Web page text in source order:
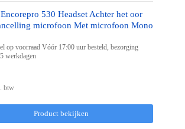
530 Headset Achter het oor
microfoon Met microfoon Mono
op voorraad Vóór 17:00 uur besteld, bezorging
werkdagen
Product bekijken
btw